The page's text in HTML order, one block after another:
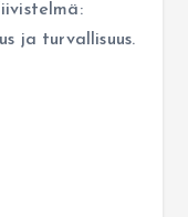
ja turvallisuus.